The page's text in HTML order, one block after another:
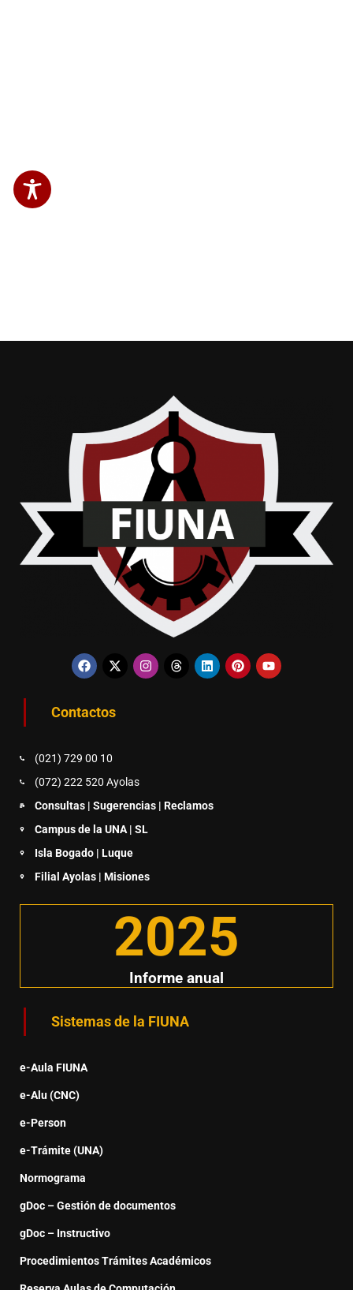
Contactos
(021) 729 00 10
(072) 222 520 Ayolas
Consultas | Sugerencias | Reclamos
Campus de la UNA | SL
Isla Bogado | Luque
Filial Ayolas | Misiones
Informe anual
2025
Sistemas de la FIUNA
e-Aula FIUNA
e-Alu (CNC)
e-Person
e-Trámite (UNA)
Normograma
gDoc – Gestión de documentos
gDoc – Instructivo
Procedimientos Trámites Académicos